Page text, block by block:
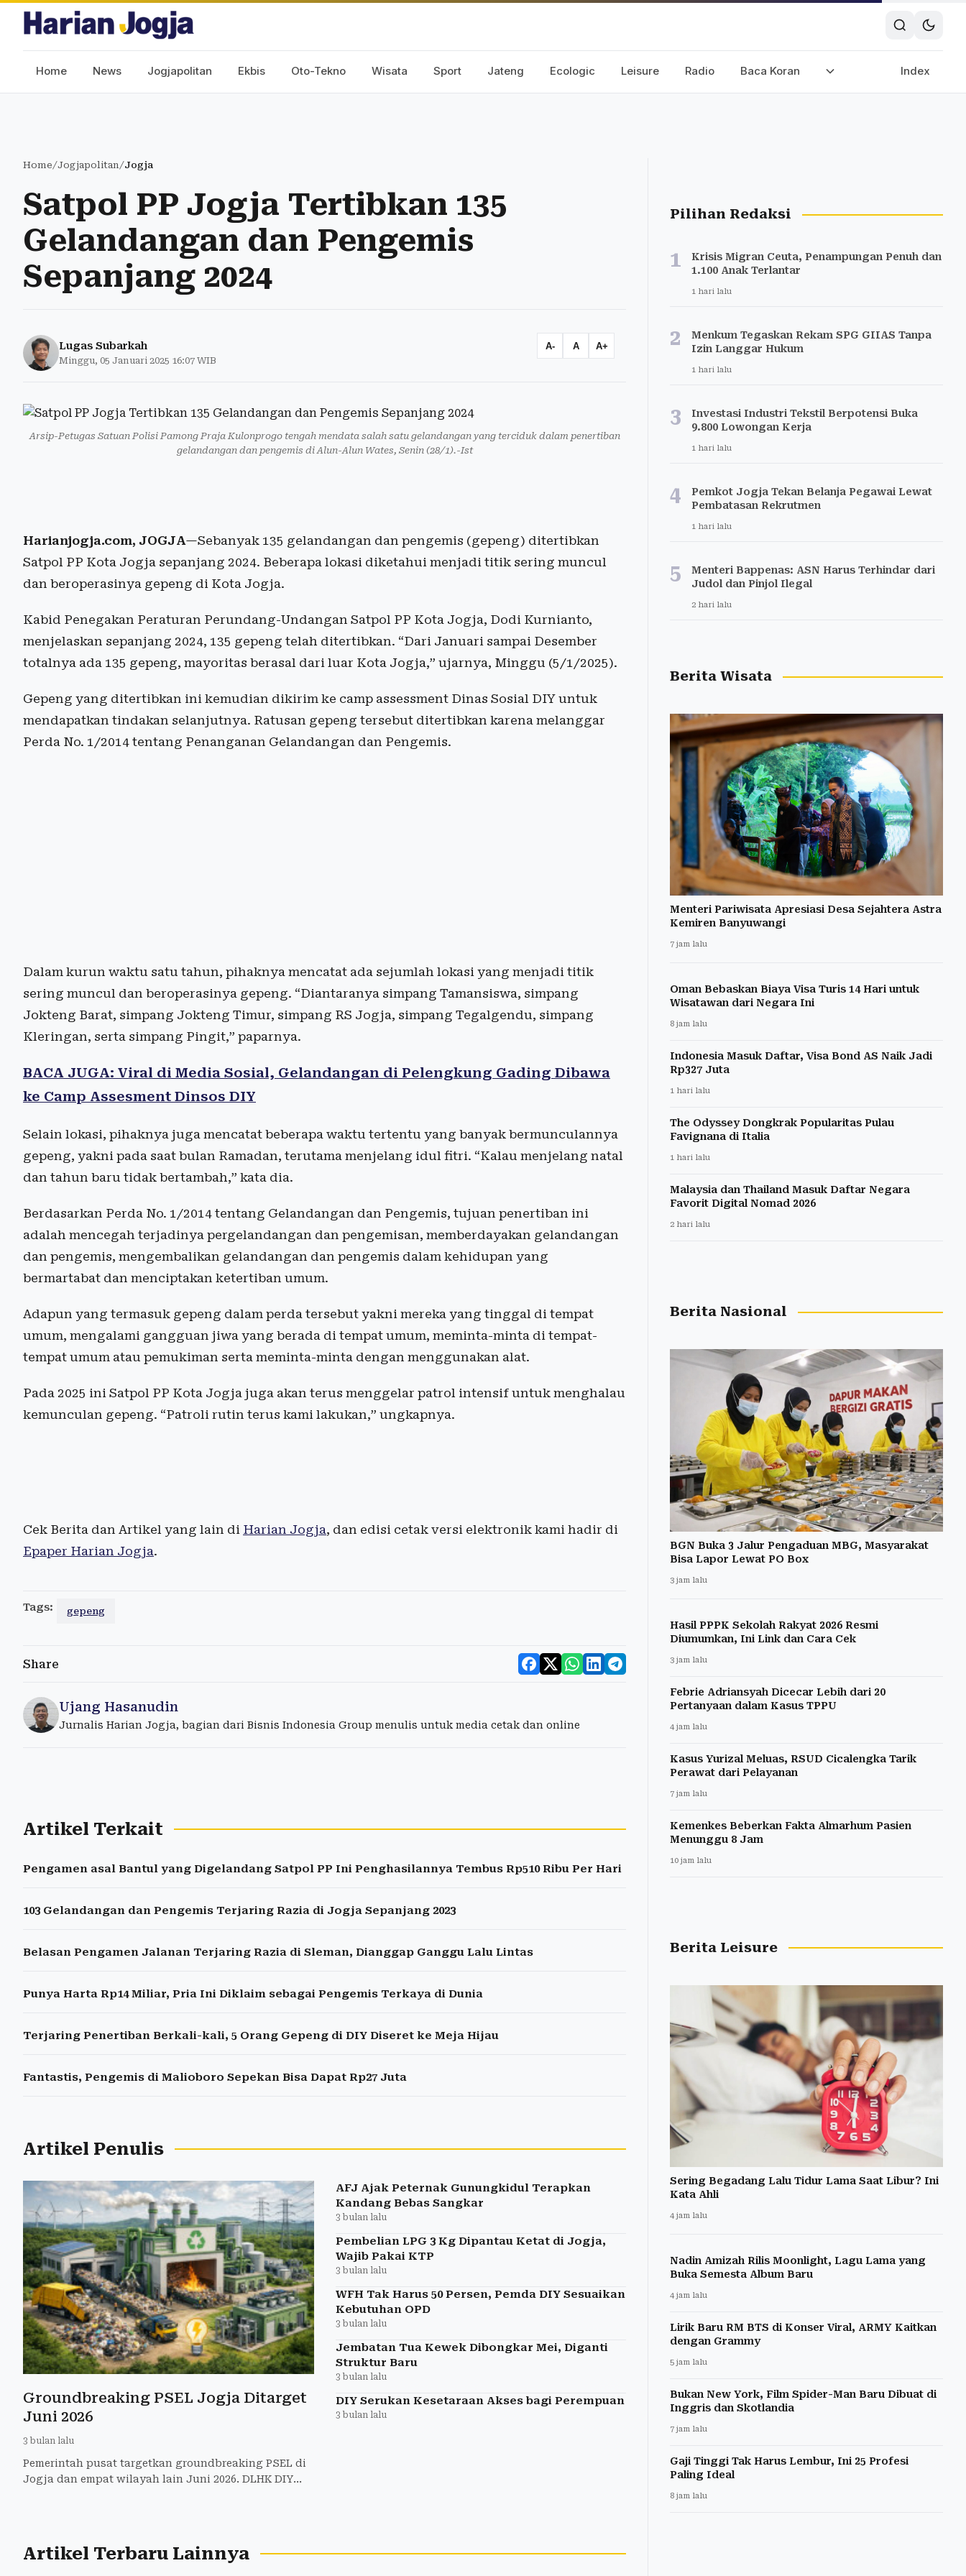
Home News Jogjapolitan Ekbis Oto-Tekno Wisata Sport Jateng Ecologic Leisure Radio Baca Koran Index
Home/Jogjapolitan/Jogja
Satpol PP Jogja Tertibkan 135
Gelandangan dan Pengemis
Sepanjang 2024
Lugas Subarkah
Minggu, 05 Januari 2025 16:07 WIB
A- A A+
Arsip-Petugas Satuan Polisi Pamong Praja Kulonprogo tengah mendata salah satu gelandangan yang terciduk dalam penertiban
gelandangan dan pengemis di Alun-Alun Wates, Senin (28/1).-Ist
Harianjogja.com, JOGJA—Sebanyak 135 gelandangan dan pengemis (gepeng) ditertibkan
Satpol PP Kota Jogja sepanjang 2024. Beberapa lokasi diketahui menjadi titik sering muncul
dan beroperasinya gepeng di Kota Jogja.
Kabid Penegakan Peraturan Perundang-Undangan Satpol PP Kota Jogja, Dodi Kurnianto,
menjelaskan sepanjang 2024, 135 gepeng telah ditertibkan. “Dari Januari sampai Desember
totalnya ada 135 gepeng, mayoritas berasal dari luar Kota Jogja,” ujarnya, Minggu (5/1/2025).
Gepeng yang ditertibkan ini kemudian dikirim ke camp assessment Dinas Sosial DIY untuk
mendapatkan tindakan selanjutnya. Ratusan gepeng tersebut ditertibkan karena melanggar
Perda No. 1/2014 tentang Penanganan Gelandangan dan Pengemis.
Dalam kurun waktu satu tahun, pihaknya mencatat ada sejumlah lokasi yang menjadi titik
sering muncul dan beroperasinya gepeng. “Diantaranya simpang Tamansiswa, simpang
Jokteng Barat, simpang Jokteng Timur, simpang RS Jogja, simpang Tegalgendu, simpang
Kleringan, serta simpang Pingit,” paparnya.
BACA JUGA: Viral di Media Sosial, Gelandangan di Pelengkung Gading Dibawa
ke Camp Assesment Dinsos DIY
Selain lokasi, pihaknya juga mencatat beberapa waktu tertentu yang banyak bermunculannya
gepeng, yakni pada saat bulan Ramadan, terutama menjelang idul fitri. “Kalau menjelang natal
dan tahun baru tidak bertambah,” kata dia.
Berdasarkan Perda No. 1/2014 tentang Gelandangan dan Pengemis, tujuan penertiban ini
adalah mencegah terjadinya pergelandangan dan pengemisan, memberdayakan gelandangan
dan pengemis, mengembalikan gelandangan dan pengemis dalam kehidupan yang
bermartabat dan menciptakan ketertiban umum.
Adapun yang termasuk gepeng dalam perda tersebut yakni mereka yang tinggal di tempat
umum, mengalami gangguan jiwa yang berada di tempat umum, meminta-minta di tempat-
tempat umum atau pemukiman serta meminta-minta dengan menggunakan alat.
Pada 2025 ini Satpol PP Kota Jogja juga akan terus menggelar patrol intensif untuk menghalau
kemunculan gepeng. “Patroli rutin terus kami lakukan,” ungkapnya.
Cek Berita dan Artikel yang lain di Harian Jogja, dan edisi cetak versi elektronik kami hadir di
Epaper Harian Jogja.
Tags: gepeng
Share
Ujang Hasanudin
Jurnalis Harian Jogja, bagian dari Bisnis Indonesia Group menulis untuk media cetak dan online
Artikel Terkait
Pengamen asal Bantul yang Digelandang Satpol PP Ini Penghasilannya Tembus Rp510 Ribu Per Hari
103 Gelandangan dan Pengemis Terjaring Razia di Jogja Sepanjang 2023
Belasan Pengamen Jalanan Terjaring Razia di Sleman, Dianggap Ganggu Lalu Lintas
Punya Harta Rp14 Miliar, Pria Ini Diklaim sebagai Pengemis Terkaya di Dunia
Terjaring Penertiban Berkali-kali, 5 Orang Gepeng di DIY Diseret ke Meja Hijau
Fantastis, Pengemis di Malioboro Sepekan Bisa Dapat Rp27 Juta
Artikel Penulis
Groundbreaking PSEL Jogja Ditarget
Juni 2026
3 bulan lalu
Pemerintah pusat targetkan groundbreaking PSEL di
Jogja dan empat wilayah lain Juni 2026. DLHK DIY
AFJ Ajak Peternak Gunungkidul Terapkan
Kandang Bebas Sangkar
3 bulan lalu
Pembelian LPG 3 Kg Dipantau Ketat di Jogja,
Wajib Pakai KTP
3 bulan lalu
WFH Tak Harus 50 Persen, Pemda DIY Sesuaikan
Kebutuhan OPD
3 bulan lalu
Jembatan Tua Kewek Dibongkar Mei, Diganti
Struktur Baru
3 bulan lalu
DIY Serukan Kesetaraan Akses bagi Perempuan
3 bulan lalu
Artikel Terbaru Lainnya
Pilihan Redaksi
1
Krisis Migran Ceuta, Penampungan Penuh dan
1.100 Anak Terlantar
1 hari lalu
2
Menkum Tegaskan Rekam SPG GIIAS Tanpa
Izin Langgar Hukum
1 hari lalu
3
Investasi Industri Tekstil Berpotensi Buka
9.800 Lowongan Kerja
1 hari lalu
4
Pemkot Jogja Tekan Belanja Pegawai Lewat
Pembatasan Rekrutmen
1 hari lalu
5
Menteri Bappenas: ASN Harus Terhindar dari
Judol dan Pinjol Ilegal
2 hari lalu
Berita Wisata
Menteri Pariwisata Apresiasi Desa Sejahtera Astra
Kemiren Banyuwangi
7 jam lalu
Oman Bebaskan Biaya Visa Turis 14 Hari untuk
Wisatawan dari Negara Ini
8 jam lalu
Indonesia Masuk Daftar, Visa Bond AS Naik Jadi
Rp327 Juta
1 hari lalu
The Odyssey Dongkrak Popularitas Pulau
Favignana di Italia
1 hari lalu
Malaysia dan Thailand Masuk Daftar Negara
Favorit Digital Nomad 2026
2 hari lalu
Berita Nasional
BGN Buka 3 Jalur Pengaduan MBG, Masyarakat
Bisa Lapor Lewat PO Box
3 jam lalu
Hasil PPPK Sekolah Rakyat 2026 Resmi
Diumumkan, Ini Link dan Cara Cek
3 jam lalu
Febrie Adriansyah Dicecar Lebih dari 20
Pertanyaan dalam Kasus TPPU
4 jam lalu
Kasus Yurizal Meluas, RSUD Cicalengka Tarik
Perawat dari Pelayanan
7 jam lalu
Kemenkes Beberkan Fakta Almarhum Pasien
Menunggu 8 Jam
10 jam lalu
Berita Leisure
Sering Begadang Lalu Tidur Lama Saat Libur? Ini
Kata Ahli
4 jam lalu
Nadin Amizah Rilis Moonlight, Lagu Lama yang
Buka Semesta Album Baru
4 jam lalu
Lirik Baru RM BTS di Konser Viral, ARMY Kaitkan
dengan Grammy
5 jam lalu
Bukan New York, Film Spider-Man Baru Dibuat di
Inggris dan Skotlandia
7 jam lalu
Gaji Tinggi Tak Harus Lembur, Ini 25 Profesi
Paling Ideal
8 jam lalu